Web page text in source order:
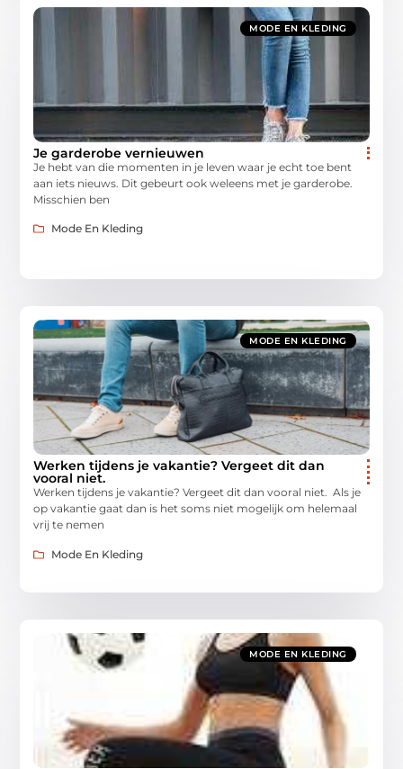
MODE EN KLEDING
Je garderobe vernieuwen
Je hebt van die momenten in je leven waar je echt toe bent
aan iets nieuws. Dit gebeurt ook weleens met je garderobe.
Misschien ben
Mode En Kleding
MODE EN KLEDING
Werken tijdens je vakantie? Vergeet dit dan
vooral niet.
Werken tijdens je vakantie? Vergeet dit dan vooral niet. Als je
op vakantie gaat dan is het soms niet mogelijk om helemaal
vrij te nemen
Mode En Kleding
MODE EN KLEDING